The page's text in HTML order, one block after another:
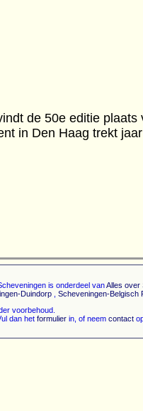
de 50e editie
in Den Haag trekt
is onderdeel vanAlles over
Duindorp
Scheveningen-Belgisch
voorbehoud.
dan het formulier in, of neem contact